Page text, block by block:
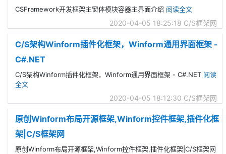
CSFramework开发框架主窗体模块容器主界面介绍 阅读全文
2020-04-05 18:25:18 C/S框架网
C/S架构Winform插件化框架，Winform通用界面框架 -
C#.NET
C/S架构Winform插件化框架，Winform通用界面框架 - C#.NET 阅读
全文
2020-04-05 18:12:30 C/S框架网
原创Winform布局开源框架,Winform控件框架,插件化框
架|C/S框架网
原创Winform布局开源框架,Winform控件框架,插件化框架|C/S框架网